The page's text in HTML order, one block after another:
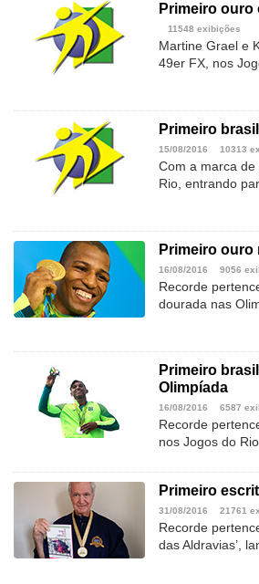
Primeiro ouro
11548 exibições
Martine Grael e
49er FX, nos
Primeiro
15/08/2016 10313
Com a marca
Rio, entrando
Primeiro
16/08/2016 9056
Recorde
dourada nas
Primeiro
Olimpíada
16/08/2016 6587
Recorde
nos Jogos do Rio
Primeiro
31/08/2016 21761
Recorde
das Aldravias’,